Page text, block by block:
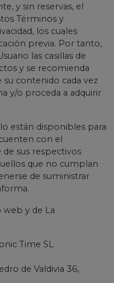
y sin reservas, el
Términos y
los cuales
previa. Por tanto,
las casillas de
y se recomienda
contenido cada vez
y/o proceda a adquirir
están disponibles para
con el
sus respectivos
que no cumplan
de suministrar
web y de La
Time SL
de Valdivia 36,